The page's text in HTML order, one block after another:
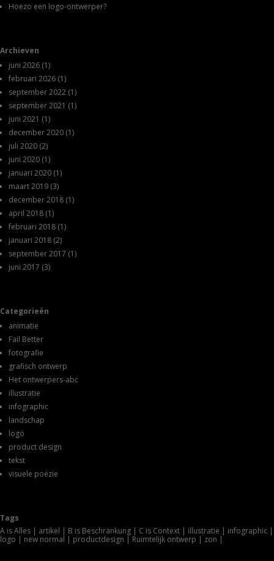
Hoezo een logo-ontwerper?
Archieven
juni 2026 (1)
februari 2026 (1)
september 2022 (1)
september 2021 (1)
juni 2021 (1)
december 2020 (1)
juli 2020 (2)
juni 2020 (1)
januari 2020 (1)
maart 2019 (3)
december 2018 (1)
april 2018 (1)
februari 2018 (1)
januari 2018 (2)
september 2017 (1)
juni 2017 (3)
Categorieën
animatie
Fail Better
fotografie
grafisch ontwerp
Het ontwerpers-abc
illustratie
infographic
landschap
logo
product design
tekst
visuele poëzie
Tags
A is Alles
artikel B is Beschränkung C is Context illustratie
infographic
logo
new normal productdesign Ruimtelijk ontwerp zon